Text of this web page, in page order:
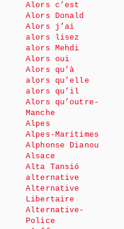
Alors c’est
Alors Donald
Alors j’ai
alors lisez
alors Mehdi
Alors oui
Alors qu’à
alors qu’elle
alors qu’il
Alors qu’outre-
Manche
Alpes
Alpes-Maritimes
Alphonse Dianou
Alsace
Alta Tansió
alternative
Alternative
Libertaire
Alternative-
Police